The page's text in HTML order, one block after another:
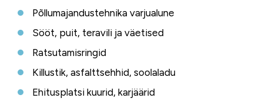
Põllumajandustehnika varjualune
Sööt, puit, teravili ja väetised
Ratsutamisringid
Killustik, asfalttsehhid, soolaladu
Ehitusplatsi kuurid, karjäärid